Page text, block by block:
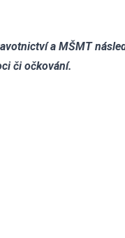
a MŠMT
či očkování.